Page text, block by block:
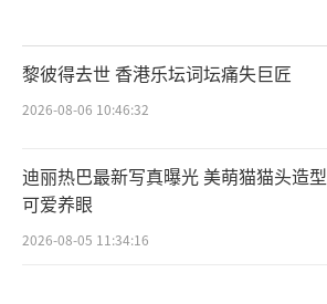
黎彼得去世 香港乐坛词坛痛失巨匠
2026-08-06 10:46:32
迪丽热巴最新写真曝光 美萌猫猫头造型
可爱养眼
2026-08-05 11:34:16